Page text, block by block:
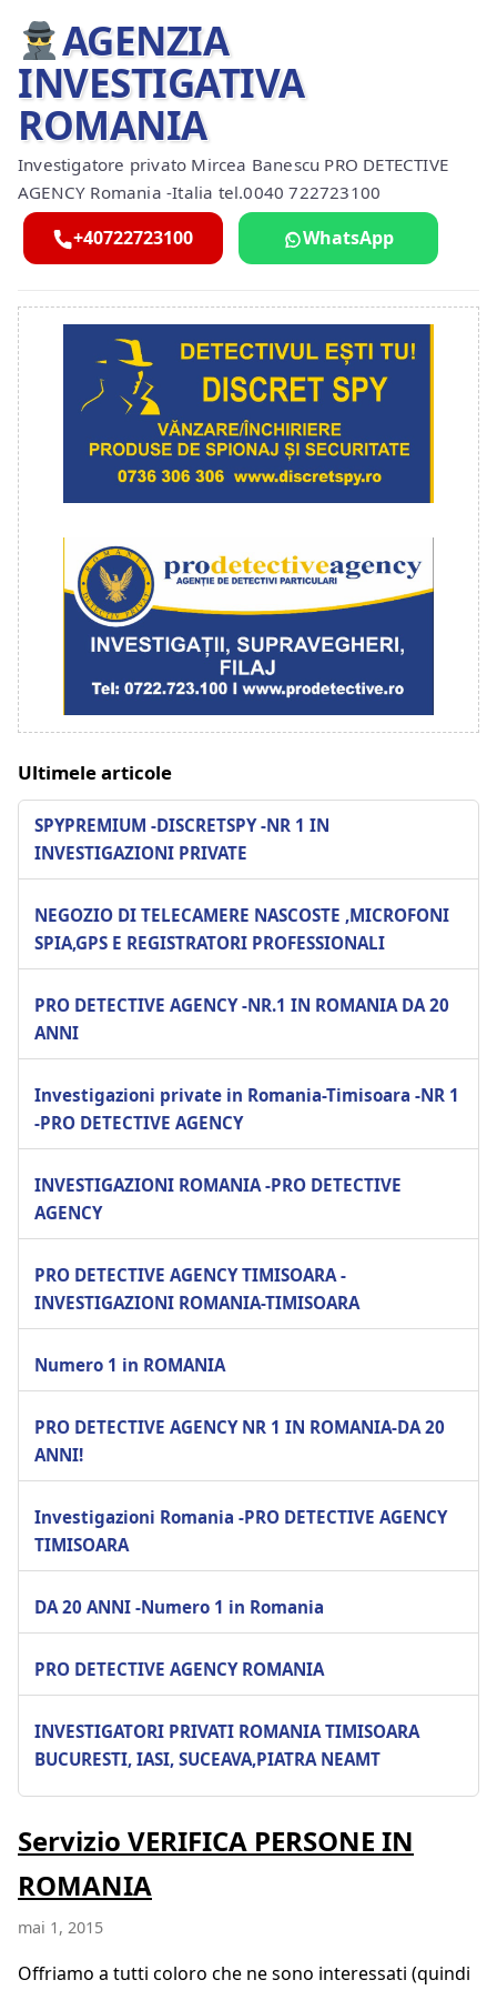
AGENZIA
INVESTIGATIVA
ROMANIA
Investigatore privato Mircea Banescu PRO DETECTIVE
AGENCY Romania -Italia tel.0040 722723100
+40722723100 WhatsApp
Ultimele articole
SPYPREMIUM -DISCRETSPY -NR 1 IN
INVESTIGAZIONI PRIVATE
NEGOZIO DI TELECAMERE NASCOSTE ,MICROFONI
SPIA,GPS E REGISTRATORI PROFESSIONALI
PRO DETECTIVE AGENCY -NR.1 IN ROMANIA DA 20
ANNI
Investigazioni private in Romania-Timisoara -NR 1
-PRO DETECTIVE AGENCY
INVESTIGAZIONI ROMANIA -PRO DETECTIVE
AGENCY
PRO DETECTIVE AGENCY TIMISOARA -
INVESTIGAZIONI ROMANIA-TIMISOARA
Numero 1 in ROMANIA
PRO DETECTIVE AGENCY NR 1 IN ROMANIA-DA 20
ANNI!
Investigazioni Romania -PRO DETECTIVE AGENCY
TIMISOARA
DA 20 ANNI -Numero 1 in Romania
PRO DETECTIVE AGENCY ROMANIA
INVESTIGATORI PRIVATI ROMANIA TIMISOARA
BUCURESTI, IASI, SUCEAVA,PIATRA NEAMT
Servizio VERIFICA PERSONE IN
ROMANIA
mai 1, 2015
Offriamo a tutti coloro che ne sono interessati (quindi